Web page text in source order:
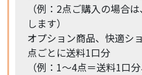
（例：2点ご購入の場合
します）
オプション商品、快適シ
点ごとに送料1口分
（例：1〜4点＝送料1口